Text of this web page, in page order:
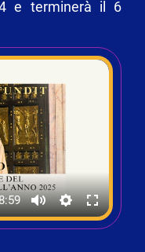
e terminerà il 6